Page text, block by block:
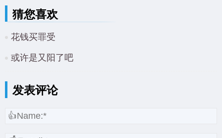
猜您喜欢
花钱买罪受
或许是又阳了吧
发表评论